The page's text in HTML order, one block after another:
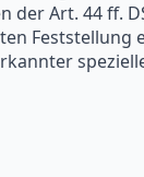
Art. 44 ff.
Feststellung